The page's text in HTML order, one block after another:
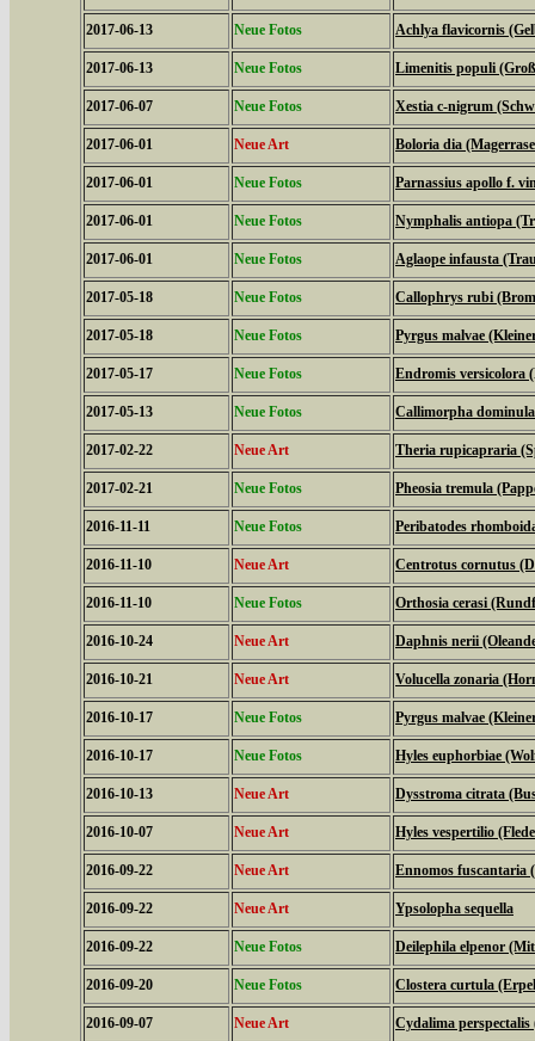
2017-06-13 Neue Fotos Achlya flavicornis
2017-06-13 Neue Fotos Limenitis populi
2017-06-07 Neue Fotos Xestia c-nigrum
2017-06-01 Neue Art Boloria dia
2017-06-01 Neue Fotos Parnassius apollo f.
2017-06-01 Neue Fotos Nymphalis antiopa
2017-06-01 Neue Fotos Aglaope infausta
2017-05-18 Neue Fotos Callophrys rubi
2017-05-18 Neue Fotos Pyrgus malvae
2017-05-17 Neue Fotos Endromis versicolora
2017-05-13 Neue Fotos Callimorpha
2017-02-22 Neue Art Theria rupicapraria
2017-02-21 Neue Fotos Pheosia tremula
2016-11-11 Neue Fotos Peribatodes
2016-11-10 Neue Art Centrotus cornutus
2016-11-10 Neue Fotos Orthosia cerasi
2016-10-24 Neue Art Daphnis nerii
2016-10-21 Neue Art Volucella zonaria
2016-10-17 Neue Fotos Pyrgus malvae
2016-10-17 Neue Fotos Hyles euphorbiae
2016-10-13 Neue Art Dysstroma citrata
2016-10-07 Neue Art Hyles vespertilio
2016-09-22 Neue Art Ennomos fuscantaria
2016-09-22 Neue Art Ypsolopha sequella
2016-09-22 Neue Fotos Deilephila elpenor
2016-09-20 Neue Fotos Clostera curtula
2016-09-07 Neue Art Cydalima